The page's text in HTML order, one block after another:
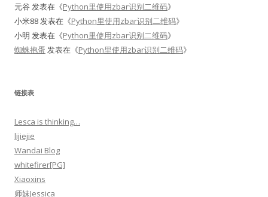
元谷发表在《Python里使用zbar识别二维码》
小米88发表在《Python里使用zbar识别二维码》
小明 发表在《Python里使用zbar识别二维码》
蜘蛛抱蛋 发表在《Python里使用zbar识别二维码》
链接表
Lesca is thinking…
lijiejie
Wandai Blog
whitefirer[PG]
Xiaoxins
师妹Jessica